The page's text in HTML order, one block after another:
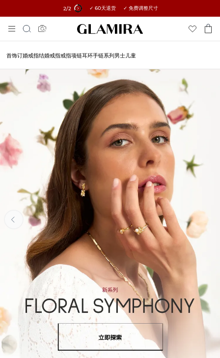
1/2 所有订单15%优惠 →
✓ 60天退货 ✓ 免费调整尺寸
到
内
搜
首饰订婚戒指结婚戒指戒指项链耳环手链系列男士儿童